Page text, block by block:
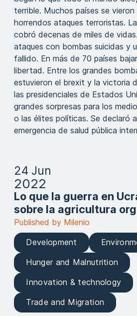
terrible. Muchos países se
horrendos ataques terroristas.
cobró decenas de miles de
ataques con bombas suicidas y
fallido. En más de 70 países
libertad. Entre los grandes
estuvieron el brexit y la victoria
las presidenciales de Estados
grandes sorpresas para los
o las élites políticas. Se declaró
emergencia de salud pública
24 Jun
2022
Lo que la guerra en
sobre la agricultura
Published by Milenio
Development
Hunger and Malnutrition
Innovation & technology
Trade and Migration